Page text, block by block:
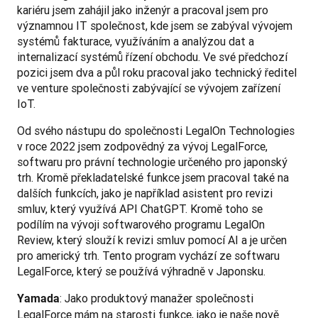
kariéru jsem zahájil jako inženýr a pracoval jsem pro
významnou IT společnost, kde jsem se zabýval vývojem
systémů fakturace, využíváním a analýzou dat a
internalizací systémů řízení obchodu. Ve své předchozí
pozici jsem dva a půl roku pracoval jako technický ředitel
ve venture společnosti zabývající se vývojem zařízení
IoT.
Od svého nástupu do společnosti LegalOn Technologies
v roce 2022 jsem zodpovědný za vývoj LegalForce,
softwaru pro právní technologie určeného pro japonský
trh. Kromě překladatelské funkce jsem pracoval také na
dalších funkcích, jako je například asistent pro revizi
smluv, který využívá API ChatGPT. Kromě toho se
podílím na vývoji softwarového programu LegalOn
Review, který slouží k revizi smluv pomocí AI a je určen
pro americký trh. Tento program vychází ze softwaru
LegalForce, který se používá výhradně v Japonsku.
Yamada: Jako produktový manažer společnosti
LegalForce mám na starosti funkce, jako je naše nově